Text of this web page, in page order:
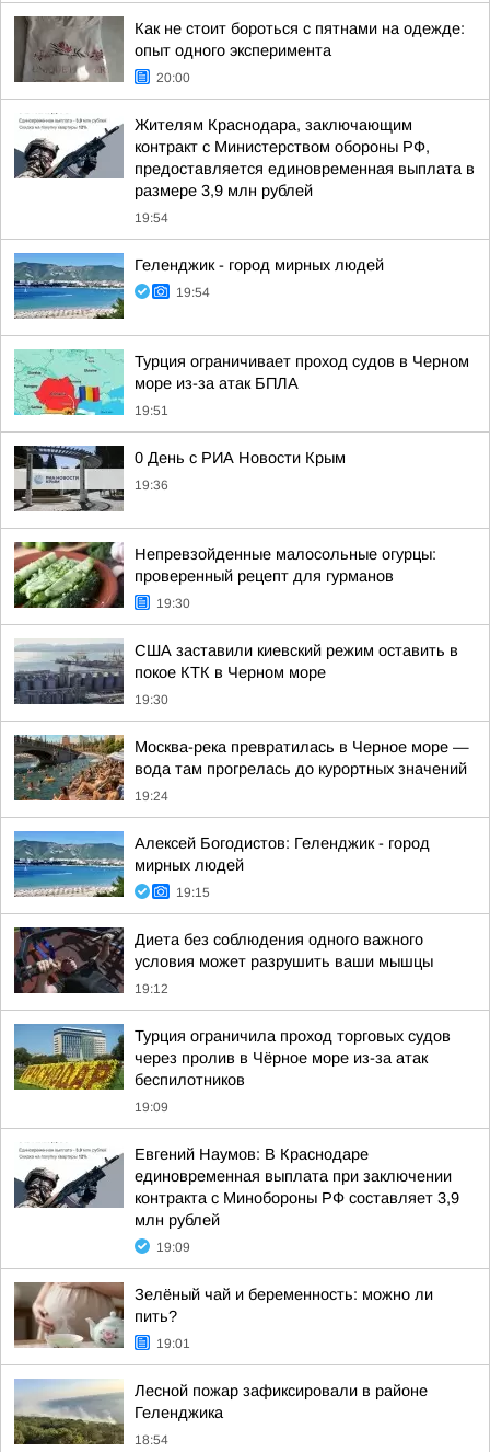
Как не стоит бороться с пятнами на одежде:
опыт одного эксперимента
20:00
Жителям Краснодара, заключающим
контракт с Министерством обороны РФ,
предоставляется единовременная выплата в
размере 3,9 млн рублей
19:54
Геленджик - город мирных людей
19:54
Турция ограничивает проход судов в Черном
море из-за атак БПЛА
19:51
0 День с РИА Новости Крым
19:36
Непревзойденные малосольные огурцы:
проверенный рецепт для гурманов
19:30
США заставили киевский режим оставить в
покое КТК в Черном море
19:30
Москва-река превратилась в Черное море —
вода там прогрелась до курортных значений
19:24
Алексей Богодистов: Геленджик - город
мирных людей
19:15
Диета без соблюдения одного важного
условия может разрушить ваши мышцы
19:12
Турция ограничила проход торговых судов
через пролив в Чёрное море из-за атак
беспилотников
19:09
Евгений Наумов: В Краснодаре
единовременная выплата при заключении
контракта с Минобороны РФ составляет 3,9
млн рублей
19:09
Зелёный чай и беременность: можно ли
пить?
19:01
Лесной пожар зафиксировали в районе
Геленджика
18:54